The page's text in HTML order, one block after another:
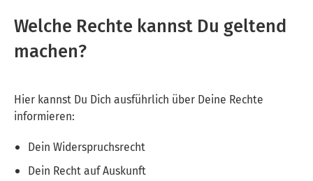
Welche Rechte kannst Du geltend
machen?
Hier kannst Du Dich ausführlich über Deine Rechte
informieren:
Dein Widerspruchsrecht
Dein Recht auf Auskunft